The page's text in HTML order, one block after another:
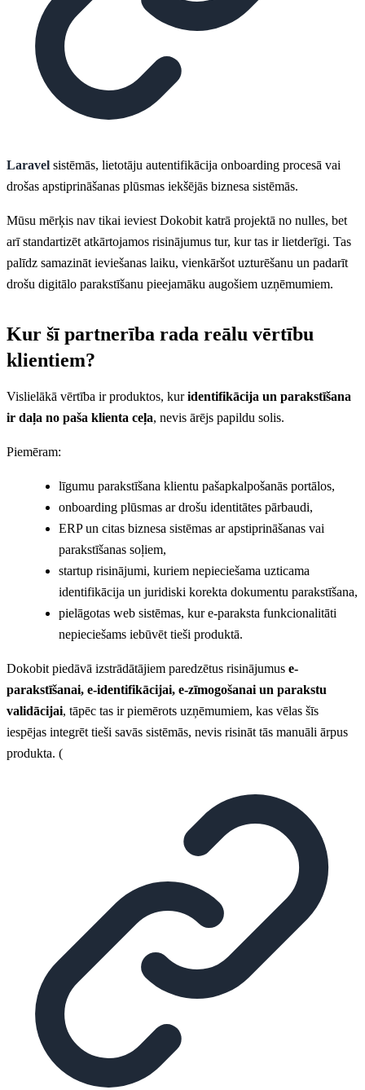
Laravel sistēmās, lietotāju autentifikācija onboarding procesā vai
drošas apstiprināšanas plūsmas iekšējās biznesa sistēmās.
Mūsu mērķis nav tikai ieviest Dokobit katrā projektā no nulles, bet
arī standartizēt atkārtojamos risinājumus tur, kur tas ir lietderīgi. Tas
palīdz samazināt ieviešanas laiku, vienkāršot uzturēšanu un padarīt
drošu digitālo parakstīšanu pieejamāku augošiem uzņēmumiem.
Kur šī partnerība rada reālu vērtību
klientiem?
Vislielākā vērtība ir produktos, kuridentifikācija un parakstīšana
ir daļa no paša klienta ceļa, nevis ārējs papildu solis.
Piemēram:
līgumu parakstīšana klientu pašapkalpošanās portālos,
onboarding plūsmas ar drošu identitātes pārbaudi,
ERP un citas biznesa sistēmas ar apstiprināšanas vai
parakstīšanas soļiem,
startup risinājumi, kuriem nepieciešama uzticama
identifikācija un juridiski korekta dokumentu parakstīšana,
pielāgotas web sistēmas, kur e-paraksta funkcionalitāti
nepieciešams iebūvēt tieši produktā.
Dokobit piedāvā izstrādātājiem paredzētus risinājumus e-
parakstīšanai, e-identifikācijai, e-zīmogošanai un parakstu
validācijai, tāpēc tas ir piemērots uzņēmumiem, kas vēlas šīs
iespējas integrēt tieši savās sistēmās, nevis risināt tās manuāli ārpus
produkta. (